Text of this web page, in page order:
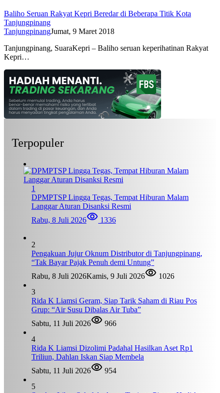
Baliho Seruan Rakyat Kepri Beredar di Beberapa Titik Kota
Tanjungpinang
TanjungpinangJumat, 9 Maret 2018
Tanjungpinang, SuaraKepri – Baliho seruan keperihatinan Rakyat
Kepri…
Terpopuler
1
DPMPTSP Lingga Tegas, Tempat Hiburan Malam
Langgar Aturan Disanksi Resmi
Rabu, 8 Juli 2026
1336
2
Pengakuan Jujur Oknum Distributor di Tanjungpinang,
“Tak Bayar Pajak Penuh demi Untung”
Rabu, 8 Juli 2026Kamis, 9 Juli 2026
1026
3
Rida K Liamsi Geram, Siap Tarik Saham di Riau Pos
Grup: “Air Susu Dibalas Air Tuba”
Sabtu, 11 Juli 2026
966
4
Rida K Liamsi Dizolimi Padahal Hasilkan Aset Rp1
Triliun, Dahlan Iskan Siap Membela
Sabtu, 11 Juli 2026
954
5